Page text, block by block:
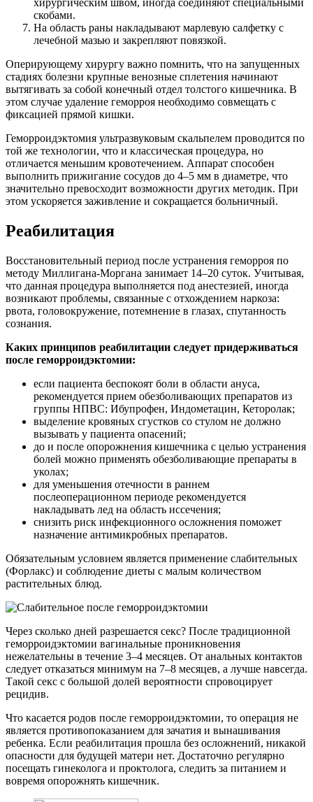
хирургическим швом, иногда соединяют специальными
скобами.
На область раны накладывают марлевую салфетку с
лечебной мазью и закрепляют повязкой.
Оперирующему хирургу важно помнить, что на запущенных
стадиях болезни крупные венозные сплетения начинают
вытягивать за собой конечный отдел толстого кишечника. В
этом случае удаление геморроя необходимо совмещать с
фиксацией прямой кишки.
Геморроидэктомия ультразвуковым скальпелем проводится по
той же технологии, что и классическая процедура, но
отличается меньшим кровотечением. Аппарат способен
выполнить прижигание сосудов до 4–5 мм в диаметре, что
значительно превосходит возможности других методик. При
этом ускоряется заживление и сокращается больничный.
Реабилитация
Восстановительный период после устранения геморроя по
методу Миллигана-Моргана занимает 14–20 суток. Учитывая,
что данная процедура выполняется под анестезией, иногда
возникают проблемы, связанные с отхождением наркоза:
рвота, головокружение, потемнение в глазах, спутанность
сознания.
Каких принципов реабилитации следует придерживаться
после геморроидэктомии:
если пациента беспокоят боли в области ануса,
рекомендуется прием обезболивающих препаратов из
группы НПВС: Ибупрофен, Индометацин, Кеторолак;
выделение кровяных сгустков со стулом не должно
вызывать у пациента опасений;
до и после опорожнения кишечника с целью устранения
болей можно применять обезболивающие препараты в
уколах;
для уменьшения отечности в раннем
послеоперационном периоде рекомендуется
накладывать лед на область иссечения;
снизить риск инфекционного осложнения поможет
назначение антимикробных препаратов.
Обязательным условием является применение слабительных
(Форлакс) и соблюдение диеты с малым количеством
растительных блюд.
Через сколько дней разрешается секс? После традиционной
геморроидэктомии вагинальные проникновения
нежелательны в течение 3–4 месяцев. От анальных контактов
следует отказаться минимум на 7–8 месяцев, а лучше навсегда.
Такой секс с большой долей вероятности спровоцирует
рецидив.
Что касается родов после геморроидэктомии, то операция не
является противопоказанием для зачатия и вынашивания
ребенка. Если реабилитация прошла без осложнений, никакой
опасности для будущей матери нет. Достаточно регулярно
посещать гинеколога и проктолога, следить за питанием и
вовремя опорожнять кишечник.